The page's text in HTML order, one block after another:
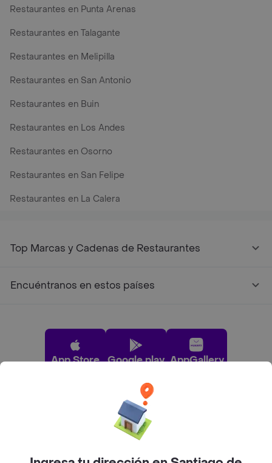
Restaurantes en Punta Arenas
Restaurantes en Talagante
Restaurantes en Melipilla
Restaurantes en San Antonio
Restaurantes en Buin
Restaurantes en Los Andes
Restaurantes en Osorno
Restaurantes en San Felipe
Restaurantes en La Calera
Top Marcas y Cadenas de Restaurantes
Encuéntranos en estos países
App Store Google play AppGallery
Pide tu comida favorita cerca de ti
Categorías